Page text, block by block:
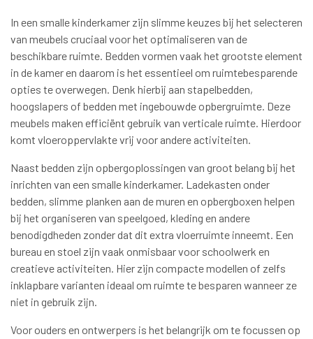
In een smalle kinderkamer zijn slimme keuzes bij het selecteren
van meubels cruciaal voor het optimaliseren van de
beschikbare ruimte. Bedden vormen vaak het grootste element
in de kamer en daarom is het essentieel om ruimtebesparende
opties te overwegen. Denk hierbij aan stapelbedden,
hoogslapers of bedden met ingebouwde opbergruimte. Deze
meubels maken efficiënt gebruik van verticale ruimte. Hierdoor
komt vloeroppervlakte vrij voor andere activiteiten.
Naast bedden zijn opbergoplossingen van groot belang bij het
inrichten van een smalle kinderkamer. Ladekasten onder
bedden, slimme planken aan de muren en opbergboxen helpen
bij het organiseren van speelgoed, kleding en andere
benodigdheden zonder dat dit extra vloerruimte inneemt. Een
bureau en stoel zijn vaak onmisbaar voor schoolwerk en
creatieve activiteiten. Hier zijn compacte modellen of zelfs
inklapbare varianten ideaal om ruimte te besparen wanneer ze
niet in gebruik zijn.
Voor ouders en ontwerpers is het belangrijk om te focussen op